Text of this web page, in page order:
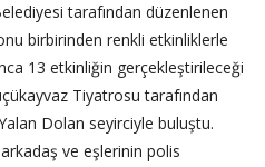
tarafından düzenlenen
birbirinden renkli etkinliklerle
13 etkinliğin gerçekleştirileceği
Tiyatrosu tarafından
Dolan seyirciyle buluştu.
ve eşlerinin polis